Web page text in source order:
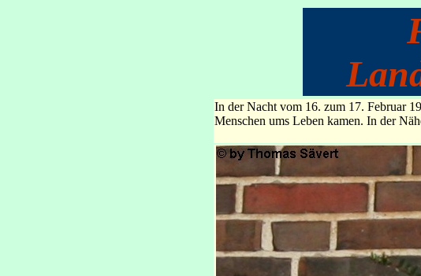
In der Nacht vom 16. zum 17. Februar
Menschen ums Leben kamen. In der